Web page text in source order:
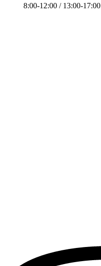
8:00-12:00 / 13:00-17:00